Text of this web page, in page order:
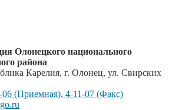
Олонецкого национального
района
Карелия, г. Олонец, ул. Свирских
06 (Приемная), 4-11-07 (Факс)